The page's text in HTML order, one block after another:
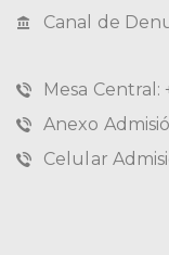
Canal de
Mesa Central:
Anexo
Celular